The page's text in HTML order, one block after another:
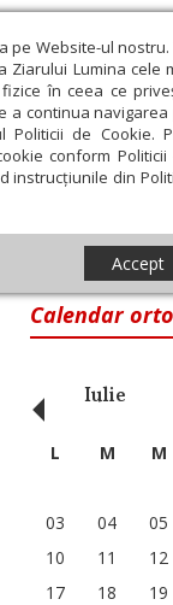
pe Website-ul nostru.
Ziarului Lumina cele
în ceea ce
a continua navigarea
de Cookie.
conform Politicii
instrucțiunile din
Accept
In memoriam
Opinii
Calendar
Iulie
‹ L M M
03
04 05
10
11 12
17
18 19